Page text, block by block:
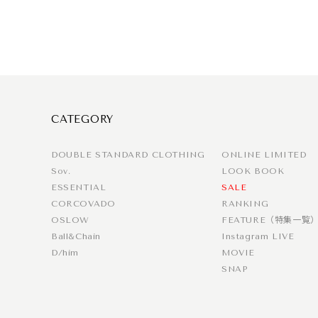
CATEGORY
DOUBLE STANDARD CLOTHING
Sov.
ESSENTIAL
CORCOVADO
OSLOW
Ball&Chain
D/him
ONLINE LIMITED
LOOK BOOK
SALE
RANKING
FEATURE（特集一覧
Instagram LIVE
MOVIE
SNAP